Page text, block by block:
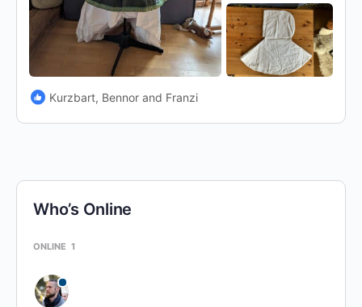
Kurzbart, Bennor and Franzi
Who’s Online
ONLINE 1